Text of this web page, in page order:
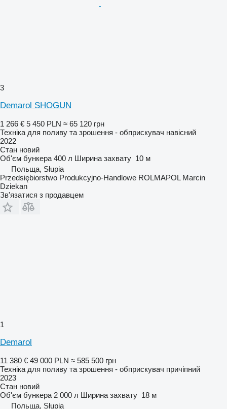
3
Demarol SHOGUN
1 266 € 5 450 PLN ≈ 65 120 грн
Техніка для поливу та зрошення - обприскувач навісний
2022
Стан новий
Об'єм бункера 400 л Ширина захвату 10 м
Польща, Słupia
Przedsiębiorstwo Produkcyjno-Handlowe ROLMAPOL Marcin
Dziekan
Зв'язатися з продавцем
1
Demarol
11 380 € 49 000 PLN ≈ 585 500 грн
Техніка для поливу та зрошення - обприскувач причіпний
2023
Стан новий
Об'єм бункера 2 000 л Ширина захвату 18 м
Польща, Słupia